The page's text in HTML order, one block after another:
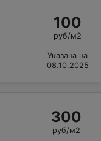
100
руб/м2
Указана на
08.10.2025
300
руб/м2